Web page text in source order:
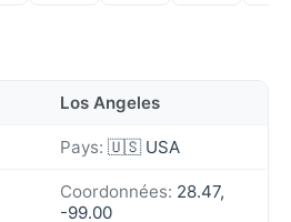
Los Angeles
Pays: 🇺🇸 USA
Coordonnées: 28.47,
-99.00